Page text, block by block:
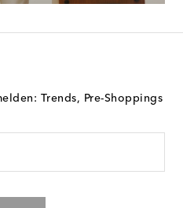
Trends, Pre-Shoppings